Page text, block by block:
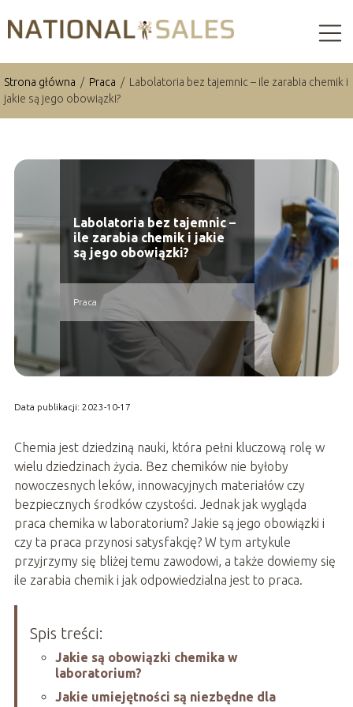
Strona główna / Praca / Labolatoria bez tajemnic – ile zarabia chemik i
jakie są jego obowiązki?
Labolatoria bez tajemnic –
ile zarabia chemik i jakie
są jego obowiązki?
Praca
Data publikacji: 2023-10-17
Chemia jest dziedziną nauki, która pełni kluczową rolę w
wielu dziedzinach życia. Bez chemików nie byłoby
nowoczesnych leków, innowacyjnych materiałów czy
bezpiecznych środków czystości. Jednak jak wygląda
praca chemika w laboratorium? Jakie są jego obowiązki i
czy ta praca przynosi satysfakcję? W tym artykule
przyjrzymy się bliżej temu zawodowi, a także dowiemy się
ile zarabia chemik i jak odpowiedzialna jest to praca.
Spis treści:
Jakie są obowiązki chemika w
laboratorium?
Jakie umiejętności są niezbędne dla